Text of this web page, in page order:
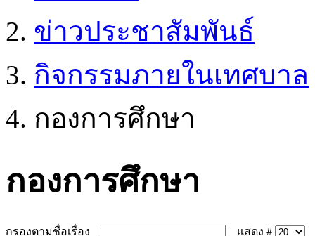
ข่าวประชาสัมพันธ์
กิจกรรมภายในเทศบาล
กองการศึกษา
กองการศึกษา
กรองตามชื่อเรื่อง
แสดง #